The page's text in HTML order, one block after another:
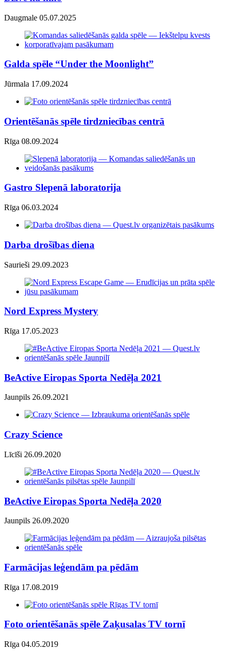
Daugmale 05.07.2025
Galda spēle “Under the Moonlight”
Jūrmala 17.09.2024
Orientēšanās spēle tirdzniecības centrā
Rīga 08.09.2024
Gastro Slepenā laboratorija
Rīga 06.03.2024
Darba drošības diena
Saurieši 29.09.2023
Nord Express Mystery
Rīga 17.05.2023
BeActive Eiropas Sporta Nedēļa 2021
Jaunpils 26.09.2021
Crazy Science
Līcīši 26.09.2020
BeActive Eiropas Sporta Nedēļa 2020
Jaunpils 26.09.2020
Farmācijas leģendām pa pēdām
Rīga 17.08.2019
Foto orientēšanās spēle Zaķusalas TV tornī
Rīga 04.05.2019